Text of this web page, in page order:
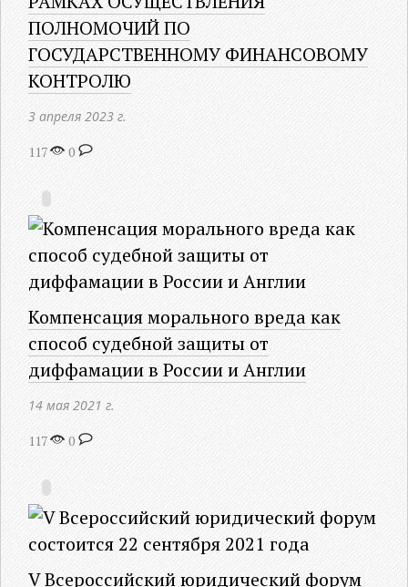
ПОЛНОМОЧИЙ ПО
ГОСУДАРСТВЕННОМУ ФИНАНСОВОМУ
КОНТРОЛЮ
3 апреля 2023 г.
117 0
Компенсация морального вреда как
способ судебной защиты от
диффамации в России и Англии
14 мая 2021 г.
117 0
V Всероссийский юридический форум